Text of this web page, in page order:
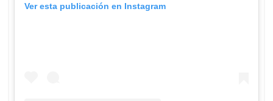
Ver esta publicación en Instagram